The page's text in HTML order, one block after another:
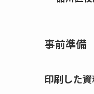
事前準備
印刷した